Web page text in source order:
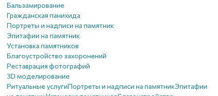
Бальзамирование
Гражданская панихида
Портреты и надписи на памятник
Эпитафии на памятник
Установка памятников
Благоустройство захоронений
Реставрация фотографий
3D моделирование
Ритуальные услугиПортреты и надписи на памятникЭпитафии